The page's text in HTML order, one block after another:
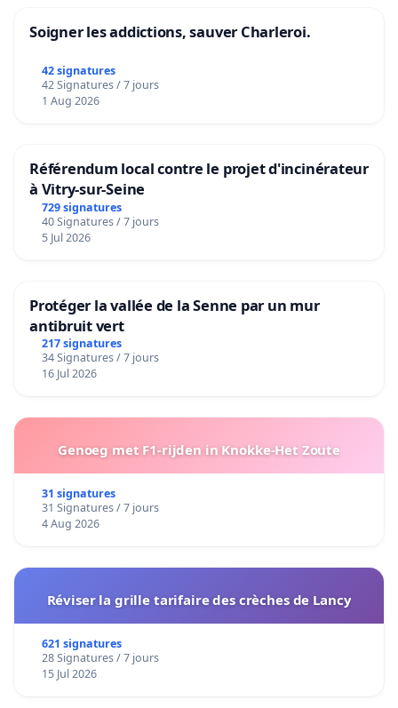
Soigner les addictions, sauver Charleroi.
42 signatures
42 Signatures / 7 jours
1 Aug 2026
Référendum local contre le projet d'incinérateur
à Vitry-sur-Seine
729 signatures
40 Signatures / 7 jours
5 Jul 2026
Protéger la vallée de la Senne par un mur
antibruit vert
217 signatures
34 Signatures / 7 jours
16 Jul 2026
Genoeg met F1-rijden in Knokke-Het Zoute
31 signatures
31 Signatures / 7 jours
4 Aug 2026
Réviser la grille tarifaire des crèches de Lancy
621 signatures
28 Signatures / 7 jours
15 Jul 2026